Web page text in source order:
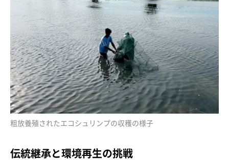
粗放養殖されたエコシュリンプの収穫の様子
伝統継承と環境再生の挑戦